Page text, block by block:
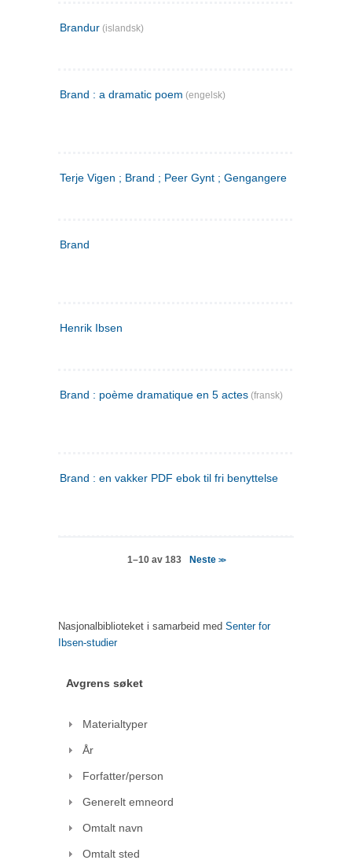
Brandur (islandsk)
Brand : a dramatic poem (engelsk)
Terje Vigen ; Brand ; Peer Gynt ; Gengangere
Brand
Henrik Ibsen
Brand : poème dramatique en 5 actes (fransk)
Brand : en vakker PDF ebok til fri benyttelse
1–10 av 183 Neste >>
Nasjonalbiblioteket i samarbeid med Senter for
Ibsen-studier
Avgrens søket
Materialtyper
År
Forfatter/person
Generelt emneord
Omtalt navn
Omtalt sted